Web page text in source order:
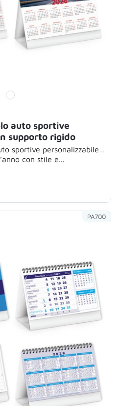
auto sportive
supporto rigido
sportive personalizzabile,
con stile e...
PA700